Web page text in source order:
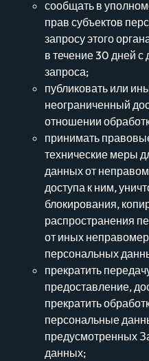
сообщать в
прав субъектов
запросу этого
в течение 30 дней с
запроса;
публиковать или
неограниченный
отношении
принимать
технические меры
данных от
доступа к ним,
блокирования,
распространения
от иных
персональных
прекратить
предоставление,
прекратить
персональные
предусмотренных
данных;